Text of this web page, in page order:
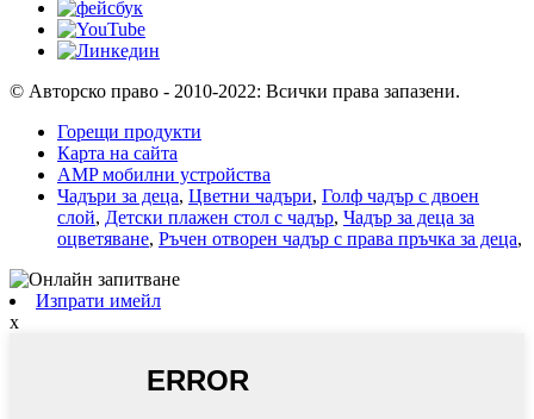
© Авторско право - 2010-2022: Всички права запазени.
Горещи продукти
Карта на сайта
AMP мобилни устройства
Чадъри за деца, Цветни чадъри, Голф чадър с двоен
слой, Детски плажен стол с чадър, Чадър за деца за
оцветяване, Ръчен отворен чадър с права пръчка за деца,
Изпрати имейл
x